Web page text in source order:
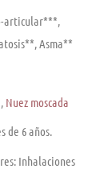
articular***,
Asma**
, Nuez moscada
de 6 años.
Inhalaciones